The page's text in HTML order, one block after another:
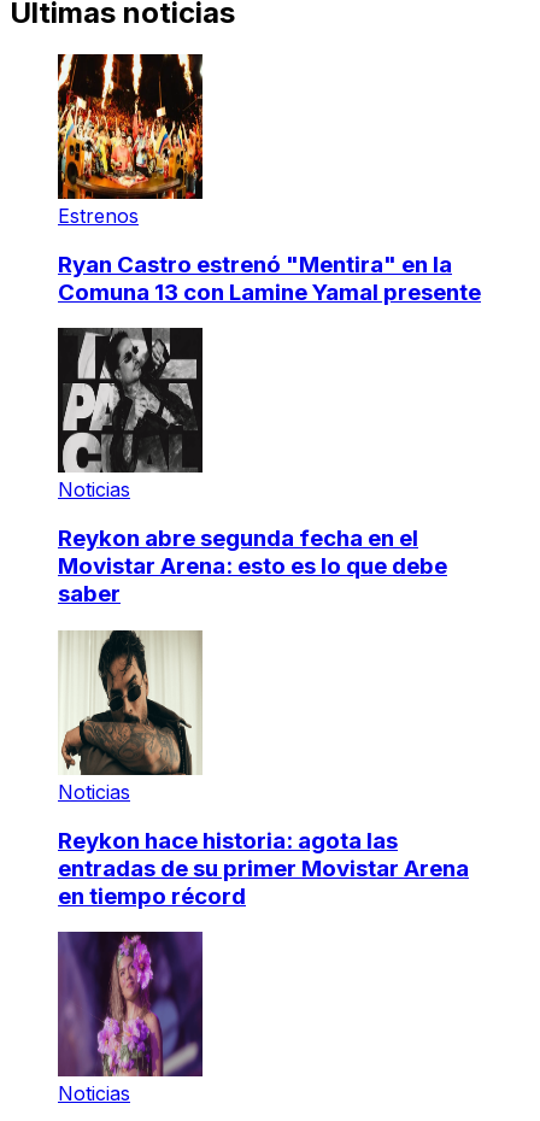
Últimas noticias
Estrenos
Ryan Castro estrenó "Mentira" en la
Comuna 13 con Lamine Yamal presente
Noticias
Reykon abre segunda fecha en el
Movistar Arena: esto es lo que debe
saber
Noticias
Reykon hace historia: agota las
entradas de su primer Movistar Arena
en tiempo récord
Noticias